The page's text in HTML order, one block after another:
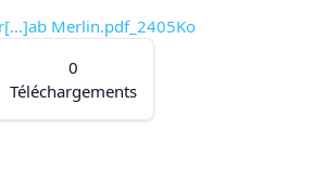
Merlin.pdf_2405Ko
0
Téléchargements